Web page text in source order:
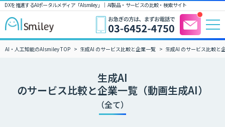
DXを推進するAIポータルメディア「AIsmiley」｜ AI製品・サービスの比較・検索サイト
AI・人工知能のAIsmiley TOP 生成AI のサービス比較と企業一覧 生成AI のサービス比較と
生成AI
のサービス比較と企業一覧（動画生成AI）
（全て）